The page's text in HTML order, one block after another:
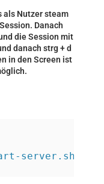
als Nutzer steam
Danach
die Session mit
danach strg + d
in den Screen ist
server.sh